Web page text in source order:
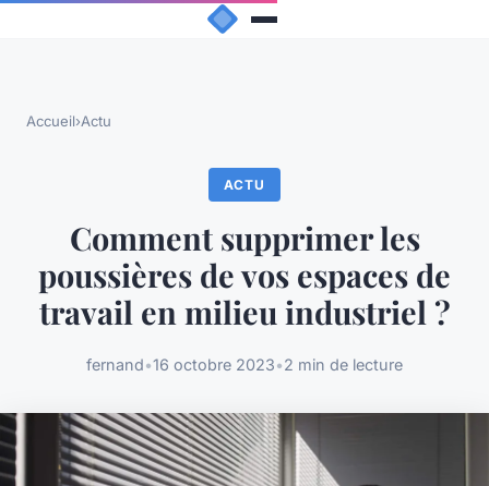
Accueil›Actu
ACTU
Comment supprimer les
poussières de vos espaces de
travail en milieu industriel ?
fernand•16 octobre 2023•2 min de lecture